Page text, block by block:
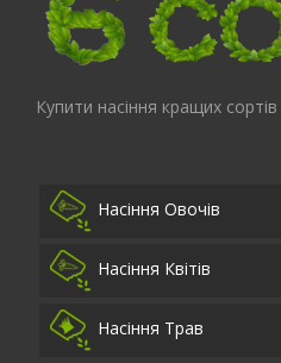
Купити насіння кращих сортів
Насіння Овочів
Насіння Квітів
Насіння Трав